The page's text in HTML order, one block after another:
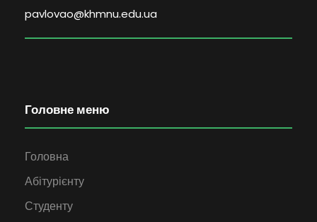
pavlovao@khmnu.edu.ua
Головне меню
Головна
Абітурієнту
Студенту